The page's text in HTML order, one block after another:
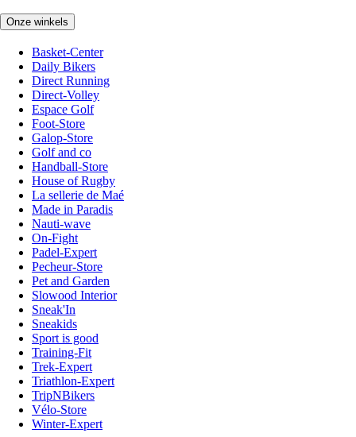
Onze winkels
Basket-Center
Daily Bikers
Direct Running
Direct-Volley
Espace Golf
Foot-Store
Galop-Store
Golf and co
Handball-Store
House of Rugby
La sellerie de Maé
Made in Paradis
Nauti-wave
On-Fight
Padel-Expert
Pecheur-Store
Pet and Garden
Slowood Interior
Sneak'In
Sneakids
Sport is good
Training-Fit
Trek-Expert
Triathlon-Expert
TripNBikers
Vélo-Store
Winter-Expert